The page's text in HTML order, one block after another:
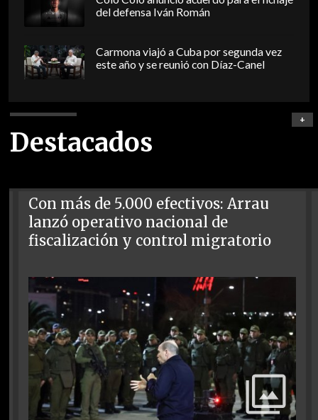
del defensa Iván Román
Carmona viajó a Cuba por segunda vez
este año y se reunió con Díaz-Canel
Destacados
+
Con más de 5.000 efectivos: Arrau
lanzó operativo nacional de
fiscalización y control migratorio